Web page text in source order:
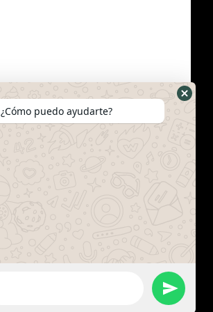
¿Cómo puedo ayudarte?